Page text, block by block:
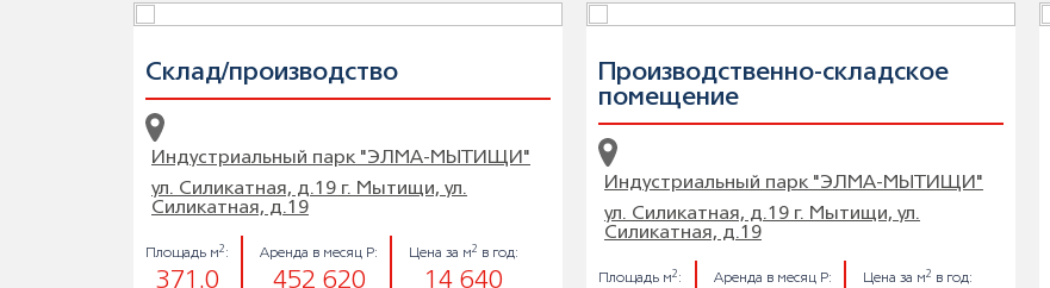
Склад/производство
Индустриальный парк "ЭЛМА-МЫТИЩИ"
ул. Силикатная, д.19 г. Мытищи, ул.
Силикатная, д.19
Площадь м2 :
371.0
Аренда в месяц Р:
452 620
Цена за м2 в год:
14 640
Производственно-складское
помещение
Индустриальный парк "ЭЛМА-МЫТИЩИ"
ул. Силикатная, д.19 г. Мытищи, ул.
Силикатная, д.19
Площадь м2 : Аренда в месяц Р: Цена за м2 в год: